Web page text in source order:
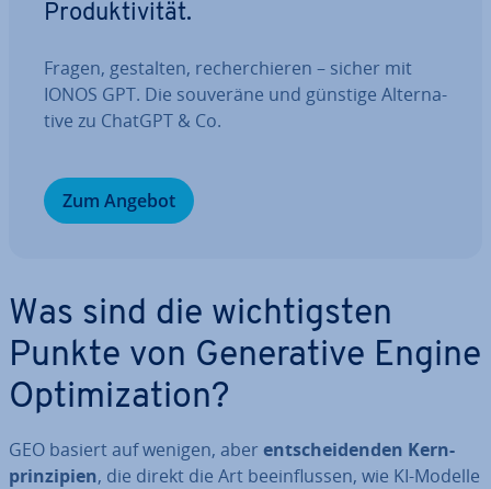
Pro­duk­ti­vi­tät.
Fragen, gestalten, re­cher­chie­ren – sicher mit
IONOS GPT. Die souveräne und günstige Al­ter­na­
ti­ve zu ChatGPT & Co.
Zum Angebot
Was sind die wich­tigs­ten
Punkte von Ge­ne­ra­ti­ve Engine
Op­ti­miza­ti­on?
GEO basiert auf wenigen, aber ent­schei­den­den Kern­
prin­zi­pi­en, die direkt die Art be­ein­flus­sen, wie KI-Modelle